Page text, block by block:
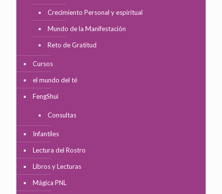
Crecimiento Personal y espiritual
Mundo de la Manifestación
Reto de Gratitud
Cursos
el mundo del té
FengShui
Consultas
Infantiles
Lectura del Rostro
Libros y Lecturas
Mágica PNL